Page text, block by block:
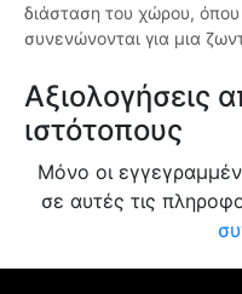
διάσταση του χώρου,
συνενώνονται για μια
Αξιολογήσεις
ιστότοπους
Μόνο οι
σε αυτές τις